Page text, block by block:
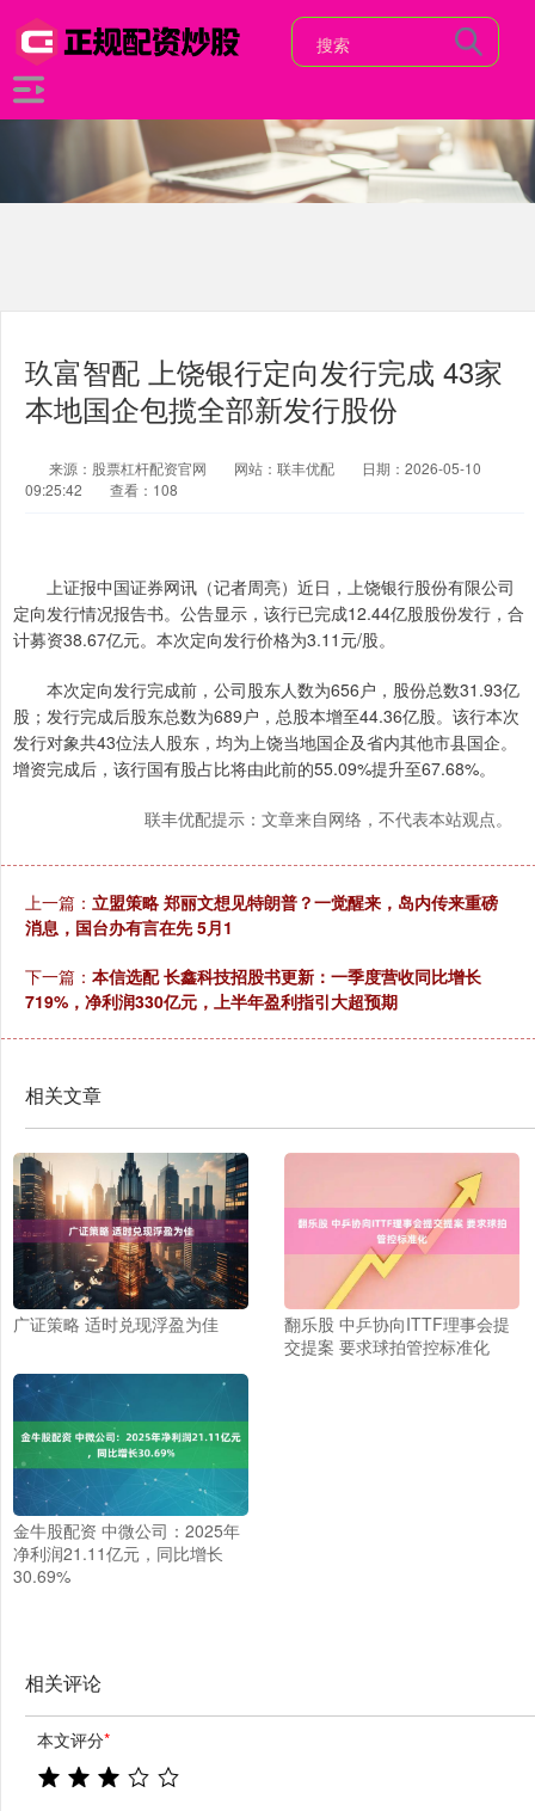
玖富智配 上饶银行定向发行完成 43家
本地国企包揽全部新发行股份
来源：股票杠杆配资官网 网站：联丰优配
日期：2026-05-10
09:25:42
查看：108
上证报中国证券网讯（记者周亮）近日，上饶银行股份有限公司
定向发行情况报告书。公告显示，该行已完成12.44亿股股份发行，合
计募资38.67亿元。本次定向发行价格为3.11元/股。
本次定向发行完成前，公司股东人数为656户，股份总数31.93亿
股；发行完成后股东总数为689户，总股本增至44.36亿股。该行本次
发行对象共43位法人股东，均为上饶当地国企及省内其他市县国企。
增资完成后，该行国有股占比将由此前的55.09%提升至67.68%。
联丰优配提示：文章来自网络，不代表本站观点。
上一篇： 立盟策略 郑丽文想见特朗普？一觉醒来，岛内传来重磅
消息，国台办有言在先 5月1
下一篇： 本信选配 长鑫科技招股书更新：一季度营收同比增长
719%，净利润330亿元，上半年盈利指引大超预期
相关文章
广证策略 适时兑现浮盈为佳
翻乐股 中乒协向ITTF理事会提
交提案 要求球拍管控标准化
金牛股配资 中微公司：2025年
净利润21.11亿元，同比增长
30.69%
相关评论
本文评分*